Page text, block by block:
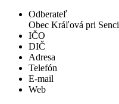
Odberateľ
Obec Kráľová pri Senci
IČO
DIČ
Adresa
Telefón
E-mail
Web